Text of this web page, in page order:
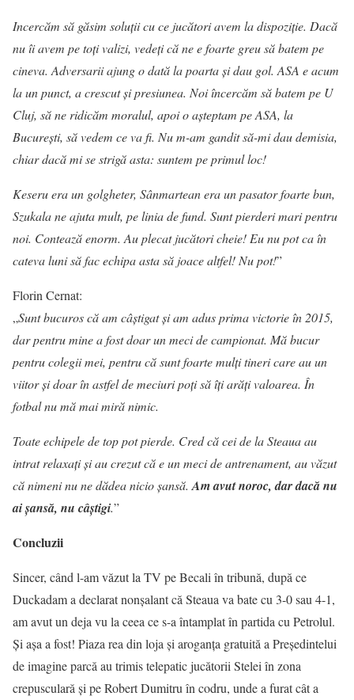
Incercăm să găsim soluții cu ce jucători avem la dispoziție. Dacă
nu îi avem pe toți valizi, vedeți că ne e foarte greu să batem pe
cineva. Adversarii ajung o dată la poarta și dau gol. ASA e acum
la un punct, a crescut și presiunea. Noi încercăm să batem pe U
Cluj, să ne ridicăm moralul, apoi o așteptam pe ASA, la
București, să vedem ce va fi. Nu m-am gandit să-mi dau demisia,
chiar dacă mi se strigă asta: suntem pe primul loc!
Keseru era un golgheter, Sânmartean era un pasator foarte bun,
Szukala ne ajuta mult, pe linia de fund. Sunt pierderi mari pentru
noi. Contează enorm. Au plecat jucători cheie! Eu nu pot ca în
cateva luni să fac echipa asta să joace altfel! Nu pot!”
Florin Cernat:
„Sunt bucuros că am câștigat și am adus prima victorie în 2015,
dar pentru mine a fost doar un meci de campionat. Mă bucur
pentru colegii mei, pentru că sunt foarte mulți tineri care au un
viitor și doar în astfel de meciuri poți să îți arăți valoarea. În
fotbal nu mă mai miră nimic.
Toate echipele de top pot pierde. Cred că cei de la Steaua au
intrat relaxați și au crezut că e un meci de antrenament, au văzut
că nimeni nu ne dădea nicio șansă. Am avut noroc, dar dacă nu
ai șansă, nu câștigi.”
Concluzii
Sincer, când l-am văzut la TV pe Becali în tribună, după ce
Duckadam a declarat nonșalant că Steaua va bate cu 3-0 sau 4-1,
am avut un deja vu la ceea ce s-a întamplat în partida cu Petrolul.
Și așa a fost! Piaza rea din loja și aroganța gratuită a Președintelui
de imagine parcă au trimis telepatic jucătorii Stelei în zona
crepusculară și pe Robert Dumitru în codru, unde a furat cât a